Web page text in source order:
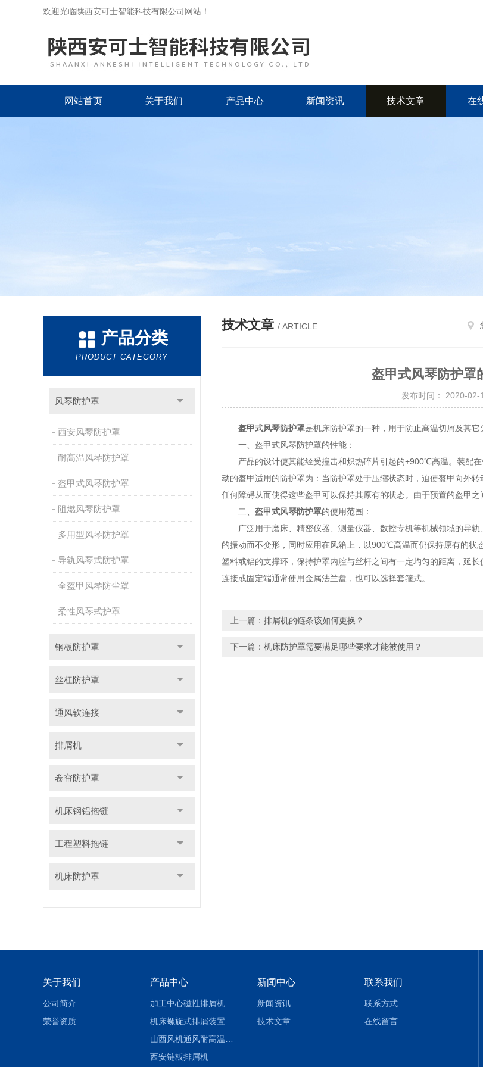
欢迎光临陕西安可士智能科技有限公司网站！
网站首页 关于我们 产品中心 新闻资讯 技术文章 在
产品分类
PRODUCT CATEGORY
风琴防护罩
西安风琴防护罩
耐高温风琴防护罩
盔甲式风琴防护罩
阻燃风琴防护罩
多用型风琴防护罩
导轨风琴式防护罩
全盔甲风琴防尘罩
柔性风琴式护罩
钢板防护罩
丝杠防护罩
通风软连接
排屑机
卷帘防护罩
机床钢铝拖链
工程塑料拖链
机床防护罩
技术文章 / ARTICLE
盔甲式风琴防护罩
发布时间： 2020-
盔甲式风琴防护罩是机床防护罩的一种，用于防止高温切屑及其
一、盔甲式风琴防护罩的性能：
产品的设计使其能经受撞击和炽热碎片引起的+900℃高温。装配在
动的盔甲适用的防护罩为：当防护罩处于压缩状态时，迫使盔甲向外
任何障碍从而使得这些盔甲可以保持其原有的状态。由于预置的盔甲
二、 盔甲式风琴防护罩的使用范围：
广泛用于磨床、精密仪器、测量仪器、数控专机等机械领域的导轨
的振动而不变形，同时应用在风箱上，以900℃高温而仍保持原有的状
塑料或铝的支撑环，保持护罩内腔与丝杆之间有一定均匀的距离，延
连接或固定端通常使用金属法兰盘，也可以选择套箍式。
上一篇： 排屑机的链条该如何更换？
下一篇： 机床防护罩需要满足哪些要求才能被使用？
关于我们
公司简介
荣誉资质
产品中心
西安链板排屑机
新闻中心
新闻资讯
技术文章
联系我们
联系方式
在线留言